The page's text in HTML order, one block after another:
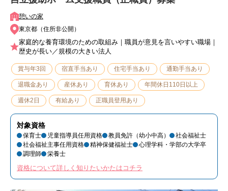
憩いの家
東京都（住所非公開）
家庭的な養育環境のための取組み｜職員が意見を言いやすい職場｜
歴史が長い／規模の大きい法人
賞与年3回 宿直手当あり 住宅手当あり 通勤手当あり
退職金あり 産休あり 育休あり 年間休日110日以上
週休2日 有給あり 正職員登用あり
対象資格
保育士 児童指導員任用資格 教員免許（幼小中高）
社会福祉士
社会福祉主事任用資格
精神保健福祉士
心理学科・学部の大学卒
調理師
栄養士
資格について詳しく知りたいかたはコチラ